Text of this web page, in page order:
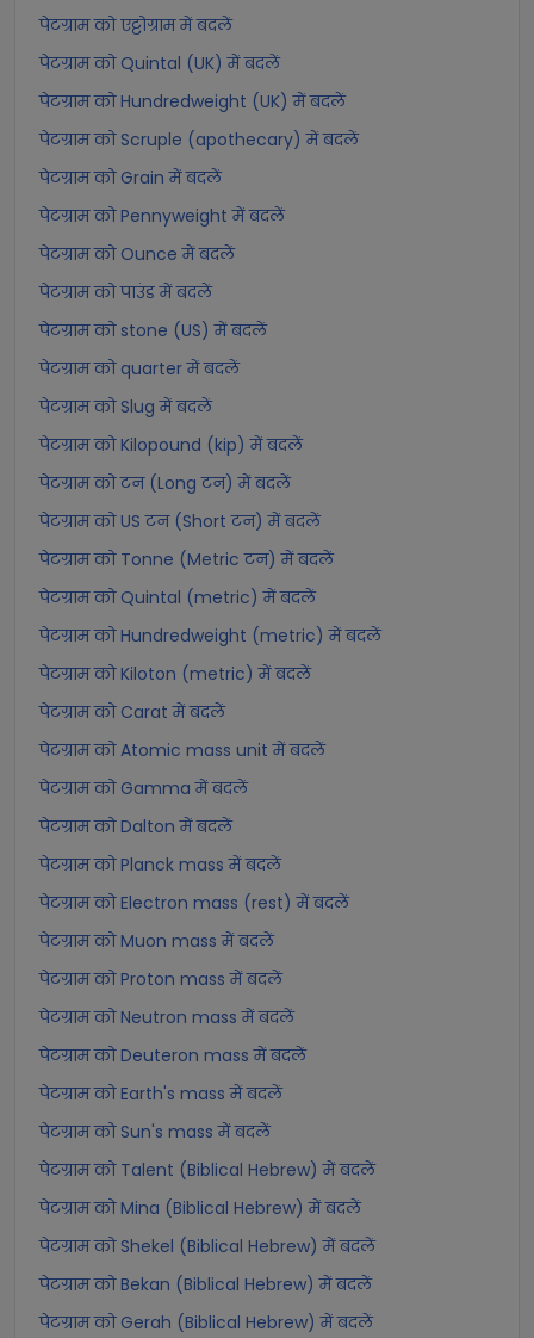
पेटग्राम को एट्टोग्राम में बदलें
पेटग्राम को Quintal (UK) में बदलें
पेटग्राम को Hundredweight (UK) में बदलें
पेटग्राम को Scruple (apothecary) में बदलें
पेटग्राम को Grain में बदलें
पेटग्राम को Pennyweight में बदलें
पेटग्राम को Ounce में बदलें
पेटग्राम को पाउंड में बदलें
पेटग्राम को stone (US) में बदलें
पेटग्राम को quarter में बदलें
पेटग्राम को Slug में बदलें
पेटग्राम को Kilopound (kip) में बदलें
पेटग्राम को टन (Long टन) में बदलें
पेटग्राम को US टन (Short टन) में बदलें
पेटग्राम को Tonne (Metric टन) में बदलें
पेटग्राम को Quintal (metric) में बदलें
पेटग्राम को Hundredweight (metric) में बदलें
पेटग्राम को Kiloton (metric) में बदलें
पेटग्राम को Carat में बदलें
पेटग्राम को Atomic mass unit में बदलें
पेटग्राम को Gamma में बदलें
पेटग्राम को Dalton में बदलें
पेटग्राम को Planck mass में बदलें
पेटग्राम को Electron mass (rest) में बदलें
पेटग्राम को Muon mass में बदलें
पेटग्राम को Proton mass में बदलें
पेटग्राम को Neutron mass में बदलें
पेटग्राम को Deuteron mass में बदलें
पेटग्राम को Earth's mass में बदलें
पेटग्राम को Sun's mass में बदलें
पेटग्राम को Talent (Biblical Hebrew) में बदलें
पेटग्राम को Mina (Biblical Hebrew) में बदलें
पेटग्राम को Shekel (Biblical Hebrew) में बदलें
पेटग्राम को Bekan (Biblical Hebrew) में बदलें
पेटग्राम को Gerah (Biblical Hebrew) में बदलें